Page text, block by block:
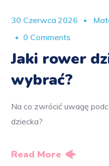
30 Czerwca 2026
0 Comments
Jaki rower
wybrać?
Na co zwrócić uwagę
dziecka?
Read More